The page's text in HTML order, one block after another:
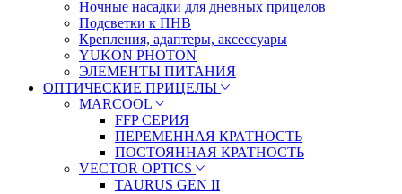
Ночные насадки для дневных прицелов
Подсветки к ПНВ
Крепления, адаптеры, аксессуары
YUKON PHOTON
ЭЛЕМЕНТЫ ПИТАНИЯ
ОПТИЧЕСКИЕ ПРИЦЕЛЫ
MARCOOL
FFP СЕРИЯ
ПЕРЕМЕННАЯ КРАТНОСТЬ
ПОСТОЯННАЯ КРАТНОСТЬ
VECTOR OPTICS
TAURUS GEN II